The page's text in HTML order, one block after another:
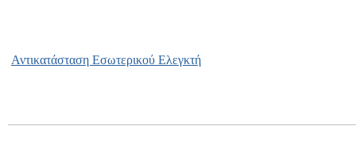
Αντικατάσταση Εσωτερικού Ελεγκτή